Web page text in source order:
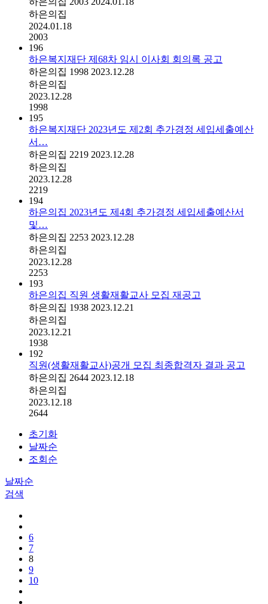
하은의집
2024.01.18
2003
196
하은복지재단 제68차 임시 이사회 회의록 공고
하은의집 1998 2023.12.28
하은의집
2023.12.28
1998
195
하은복지재단 2023년도 제2회 추가경정 세입세출예산
서…
하은의집 2219 2023.12.28
하은의집
2023.12.28
2219
194
하은의집 2023년도 제4회 추가경정 세입세출예산서
및…
하은의집 2253 2023.12.28
하은의집
2023.12.28
2253
193
하은의집 직원 생활재활교사 모집 재공고
하은의집 1938 2023.12.21
하은의집
2023.12.21
1938
192
직원(생활재활교사)공개 모집 최종합격자 결과 공고
하은의집 2644 2023.12.18
하은의집
2023.12.18
2644
초기화
날짜순
조회순
날짜순
검색
6
7
8
9
10